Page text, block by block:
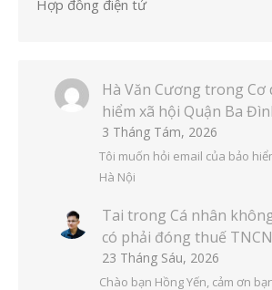
Hợp đồng điện tử
Hà Văn Cương trong Cơ
hiểm xã hội Quận Ba
3 Tháng Tám, 2026
Tôi muốn hỏi email của bảo
Hà Nội
Tai trong Cá nhân
có phải đóng thuế
23 Tháng Sáu, 2026
Chào bạn Hồng Yến, cảm ơn